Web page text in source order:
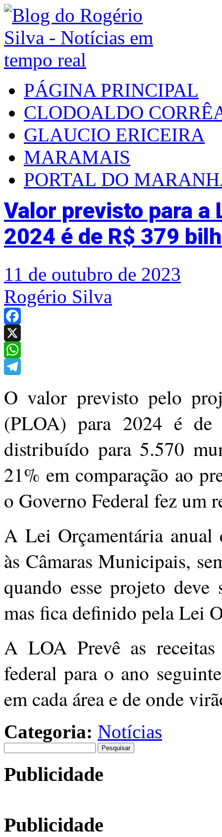
PÁGINA PRINCIPAL
CLODOALDO
GLAUCIO ERICEIRA
MARAMAIS
PORTAL DO
Valor previsto para a
2024 é de R$ 379
11 de outubro de 2023
Rogério Silva
Facebook
X
WhatsApp
O valor previsto pelo
(PLOA) para 2024 é
distribuído para 5.570
21% em comparação ao
o Governo Federal fez um
A Lei Orçamentária anual
às Câmaras Municipais,
quando esse projeto
mas fica definido pela Lei
A LOA Prevê as
federal para o ano
em cada área e de onde
Categoria: Notícias
por:
Publicidade
Publicidade